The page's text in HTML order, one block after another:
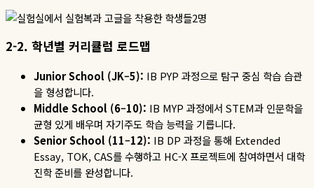
2-2. 학년별 커리큘럼 로드맵
Junior School (JK–5): IB PYP 과정으로 탐구중심 학습 습관
을형성합니다.
Middle School (6–10): IB MYP 과정에서 STEM과 인문학을
균형 있게 배우며 자기주도 학습 능력을 기릅니다.
Senior School (11–12): IB DP 과정을통해 Extended
Essay, TOK, CAS를수행하고 HC-X 프로젝트에 참여하면서 대학
진학준비를 완성합니다.